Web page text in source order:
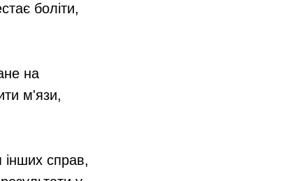
боліти,
на
м'язи,
справ,